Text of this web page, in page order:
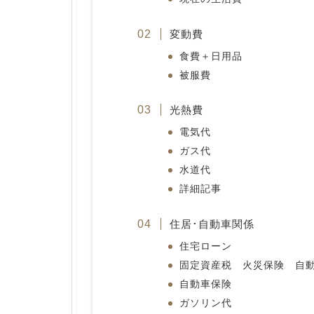
変動費
食費＋日用品
被服費
光熱費
電気代
ガス代
水道代
詳細記事
住居･自動車関係
住宅ローン
固定資産税 火災保険 自
自動車保険
ガソリン代